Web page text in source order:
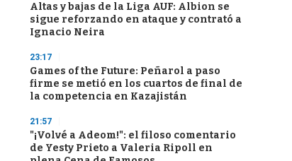
Altas y bajas de la Liga AUF: Albion se
sigue reforzando en ataque y contrató a
Ignacio Neira
23:17
Games of the Future: Peñarol a paso
firme se metió en los cuartos de final de
la competencia en Kazajistán
21:57
"¡Volvé a Adeom!": el filoso comentario
de Yesty Prieto a Valeria Ripoll en